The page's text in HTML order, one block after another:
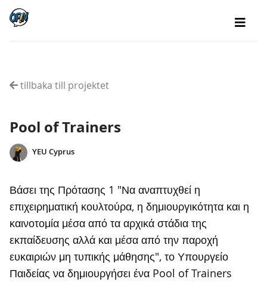
tillbaka till projektet
Pool of Trainers
YEU Cyprus
Βάσει της Πρότασης 1 "Να αναπτυχθεί η
επιχειρηματική κουλτούρα, η δημιουργικότητα και η
καινοτομία μέσα από τα αρχικά στάδια της
εκπαίδευσης αλλά και μέσα από την παροχή
ευκαιριών μη τυπικής μάθησης", το Υπουργείο
Παιδείας να δημιουργήσει ένα Pool of Trainers